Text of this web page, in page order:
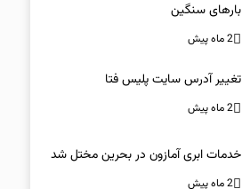
بارهای سنگین
2 ماه پیش
تغییر آدرس سایت پلیس فتا
2 ماه پیش
خدمات ابری آمازون در بحرین مختل شد
2 ماه پیش